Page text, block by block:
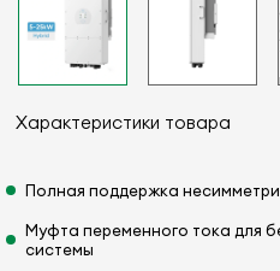
Характеристики товара
Полная поддержка
Муфта переменного тока для
системы